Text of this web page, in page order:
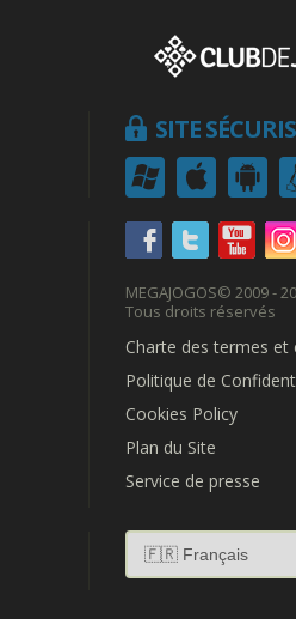
SITE
MEGAJOGOS© 2009 -
Tous droits réservés
Charte des termes et
Politique de
Cookies Policy
Plan du Site
Service de presse